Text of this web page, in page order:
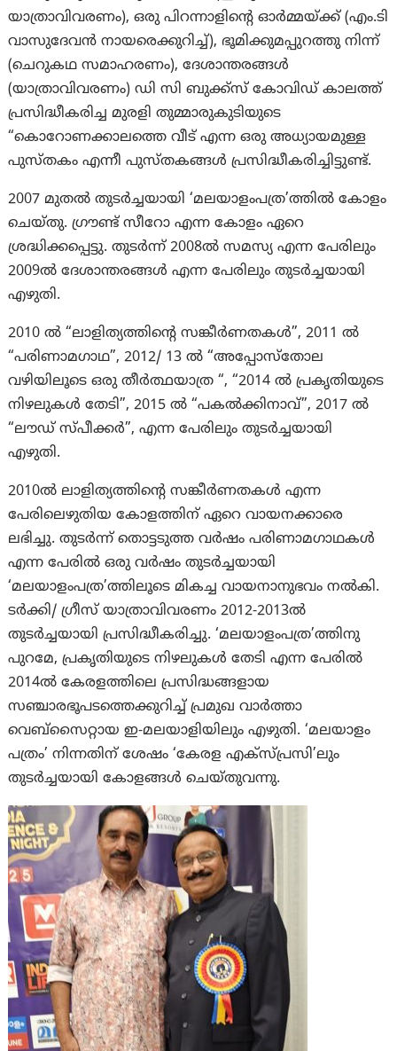
യാത്രാവിവരണം), ഒരു പിറന്നാളിന്റെ ഓര്‍മ്മയ്ക്ക് (എം.ടി
വാസുദേവന്‍ നായരെക്കുറിച്ച്), ഭൂമിക്കുമപ്പുറത്തു നിന്ന്
(ചെറുകഥ സമാഹരണം), ദേശാന്തരങ്ങള്‍
(യാത്രാവിവരണം) ഡി സി ബുക്ക്സ് കോവിഡ് കാലത്ത്
പ്രസിദ്ധീകരിച്ച മുരളി തുമ്മാരുകുടിയുടെ
“കൊറോണക്കാലത്തെ വീട് എന്ന ഒരു അധ്യായമുള്ള
പുസ്തകം എന്നീ പുസ്തകങ്ങള്‍ പ്രസിദ്ധീകരിച്ചിട്ടുണ്ട്.
2007 മുതല്‍ തുടര്‍ച്ചയായി ‘മലയാളംപത്ര’ത്തില്‍ കോളം
ചെയ്തു. ഗ്രൗണ്ട് സീറോ എന്ന കോളം ഏറെ
ശ്രദ്ധിക്കപ്പെട്ടു. തുടര്‍ന്ന് 2008ല്‍ സമസ്യ എന്ന പേരിലും
2009ല്‍ ദേശാന്തരങ്ങള്‍ എന്ന പേരിലും തുടര്‍ച്ചയായി
എഴുതി.
2010 ൽ “ലാളിത്യത്തിന്റെ സങ്കീർണതകൾ”, 2011 ൽ
“പരിണാമഗാഥ”, 2012/ 13 ൽ “അപ്പോസ്തോല
വഴിയിലൂടെ ഒരു തീർത്ഥയാത്ര “, “2014 ൽ പ്രകൃതിയുടെ
നിഴലുകൾ തേടി”, 2015 ൽ “പകൽക്കിനാവ്”, 2017 ൽ
“ലൗഡ് സ്പീക്കർ”, എന്ന പേരിലും തുടർച്ചയായി
എഴുതി.
2010ല്‍ ലാളിത്യത്തിന്റെ സങ്കീര്‍ണതകള്‍ എന്ന
പേരിലെഴുതിയ കോളത്തിന് ഏറെ വായനക്കാരെ
ലഭിച്ചു. തുടര്‍ന്ന് തൊട്ടടുത്ത വര്‍ഷം പരിണാമഗാഥകള്‍
എന്ന പേരില്‍ ഒരു വര്‍ഷം തുടര്‍ച്ചയായി
‘മലയാളംപത്ര’ത്തിലൂടെ മികച്ച വായനാനുഭവം നല്‍കി.
ടര്‍ക്കി/ ഗ്രീസ് യാത്രാവിവരണം 2012-2013ല്‍
തുടര്‍ച്ചയായി പ്രസിദ്ധീകരിച്ചു. ‘മലയാളംപത്ര’ത്തിനു
പുറമേ, പ്രകൃതിയുടെ നിഴലുകള്‍ തേടി എന്ന പേരില്‍
2014ല്‍ കേരളത്തിലെ പ്രസിദ്ധങ്ങളായ
സഞ്ചാരഭൂപടത്തെക്കുറിച്ച് പ്രമുഖ വാര്‍ത്താ
വെബ്‌സൈറ്റായ ഇ-മലയാളിയിലും എഴുതി. ‘മലയാളം
പത്രം’ നിന്നതിന് ശേഷം ‘കേരള എക്സ്പ്രസി’ലും
തുടർച്ചയായി കോളങ്ങൾ ചെയ്തുവന്നു.